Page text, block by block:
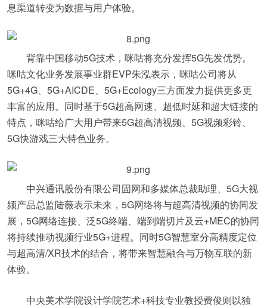
息渠道转变为数据与用户体验。
背靠中国移动5G技术，咪咕将充分发挥5G先发优势。
咪咕文化业务发展事业群EVP朱泓表示，咪咕公司将从
5G+4G、5G+AICDE、5G+Ecology三方面发力提供更多更
丰富的应用。同时基于5G超高网速、超低时延和超大链接的
特点，咪咕给广大用户带来5G超高清视频、5G视频彩铃、
5G快游戏三大特色业务。
中兴通讯股份有限公司固网和多媒体总裁助理、5G大视
频产品总监陆薇表示未来，5G网络将与超高清视频的协同发
展，5G网络连接、泛5G终端、端到端切片及云+MEC的协同
将持续推动视频行业5G+进程。同时5G智慧室分高精度定位
与超高清/XR技术的结合，将带来智慧融合与万物互联的新
体验。
中央美术学院设计学院艺术+科技专业教授费俊则以独